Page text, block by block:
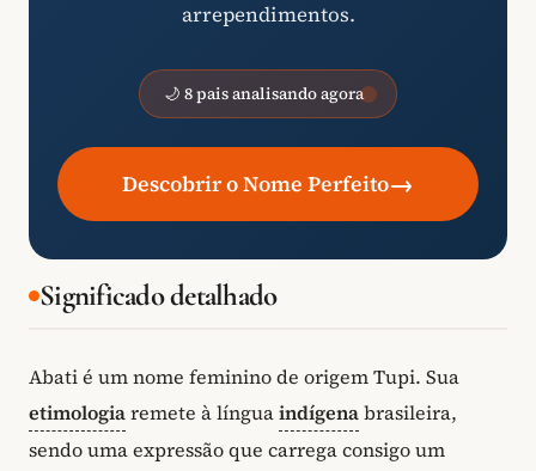
arrependimentos.
🌙 8 pais analisando agora
Descobrir o Nome Perfeito→
Significado detalhado
Abati é um nome feminino de origem Tupi. Sua
etimologiaremete à línguaindígenabrasileira,
sendo uma expressão que carrega consigo um